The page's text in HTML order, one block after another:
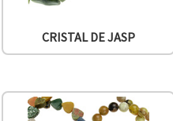
CRISTAL DE JASP